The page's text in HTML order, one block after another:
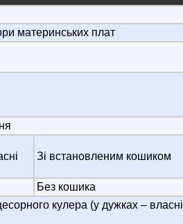
материнських плат
Зі встановленим кошиком
Без кошика
кулера (у дужках – власні